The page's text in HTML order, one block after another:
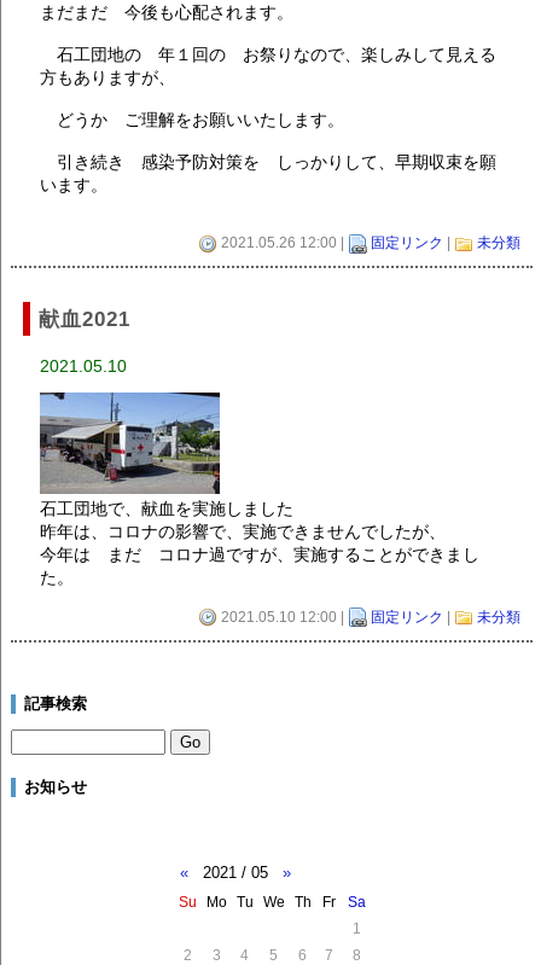
まだまだ 今後も心配されます。
石工団地の 年１回の お祭りなので、楽しみして見える
方もありますが、
どうか ご理解をお願いいたします。
引き続き 感染予防対策を しっかりして、早期収束を願
います。
2021.05.26 12:00 | 固定リンク 未分類
献血2021
2021.05.10
石工団地で、献血を実施しました
昨年は、コロナの影響で、実施できませんでしたが、
今年は まだ コロナ過ですが、実施することができまし
た。
2021.05.10 12:00 | 固定リンク | 未分類
記事検索
お知らせ
« 2021 / 05 »
Su Mo Tu We Th Fr
Sa
1
2
3 4 5 6 7
8